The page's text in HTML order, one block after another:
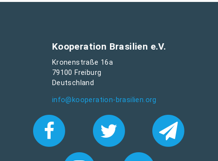
Kooperation Brasilien e.V.
Kronenstraße 16a
79100 Freiburg
Deutschland
info@kooperation-brasilien.org